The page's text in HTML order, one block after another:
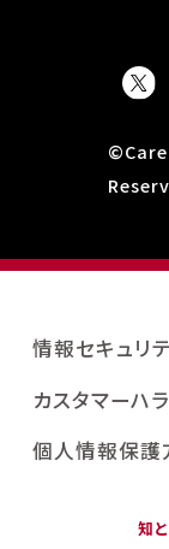
知
情報セキュリ
カスタマーハ
個人情報保護